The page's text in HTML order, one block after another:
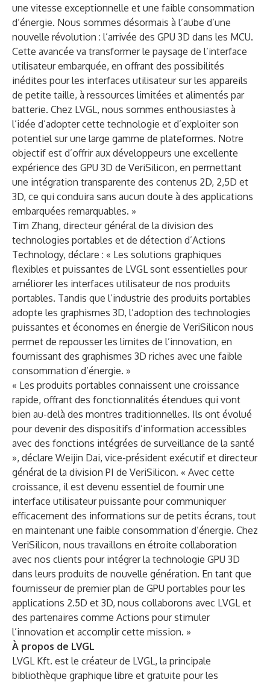
une vitesse exceptionnelle et une faible consommation
d’énergie. Nous sommes désormais à l’aube d’une
nouvelle révolution : l’arrivée des GPU 3D dans les MCU.
Cette avancée va transformer le paysage de l’interface
utilisateur embarquée, en offrant des possibilités
inédites pour les interfaces utilisateur sur les appareils
de petite taille, à ressources limitées et alimentés par
batterie. Chez LVGL, nous sommes enthousiastes à
l’idée d’adopter cette technologie et d’exploiter son
potentiel sur une large gamme de plateformes. Notre
objectif est d’offrir aux développeurs une excellente
expérience des GPU 3D de VeriSilicon, en permettant
une intégration transparente des contenus 2D, 2,5D et
3D, ce qui conduira sans aucun doute à des applications
embarquées remarquables. »
Tim Zhang, directeur général de la division des
technologies portables et de détection d’Actions
Technology, déclare : « Les solutions graphiques
flexibles et puissantes de LVGL sont essentielles pour
améliorer les interfaces utilisateur de nos produits
portables. Tandis que l’industrie des produits portables
adopte les graphismes 3D, l’adoption des technologies
puissantes et économes en énergie de VeriSilicon nous
permet de repousser les limites de l’innovation, en
fournissant des graphismes 3D riches avec une faible
consommation d’énergie. »
« Les produits portables connaissent une croissance
rapide, offrant des fonctionnalités étendues qui vont
bien au-delà des montres traditionnelles. Ils ont évolué
pour devenir des dispositifs d’information accessibles
avec des fonctions intégrées de surveillance de la santé
», déclare Weijin Dai, vice-président exécutif et directeur
général de la division PI de VeriSilicon. « Avec cette
croissance, il est devenu essentiel de fournir une
interface utilisateur puissante pour communiquer
efficacement des informations sur de petits écrans, tout
en maintenant une faible consommation d’énergie. Chez
VeriSilicon, nous travaillons en étroite collaboration
avec nos clients pour intégrer la technologie GPU 3D
dans leurs produits de nouvelle génération. En tant que
fournisseur de premier plan de GPU portables pour les
applications 2.5D et 3D, nous collaborons avec LVGL et
des partenaires comme Actions pour stimuler
l’innovation et accomplir cette mission. »
À propos de LVGL
LVGL Kft. est le créateur de LVGL, la principale
bibliothèque graphique libre et gratuite pour les